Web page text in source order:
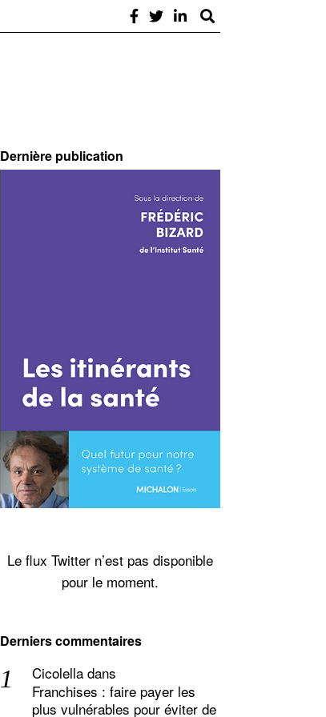
Dernière publication
Le flux Twitter n’est pas disponible
pour le moment.
Derniers commentaires
Cicolella dans
Franchises : faire payer les
plus vulnérables pour éviter de